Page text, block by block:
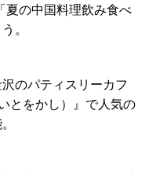
夏の中国料理飲み食べ
。
沢のパティスリーカフ
とをかし）』で人気の